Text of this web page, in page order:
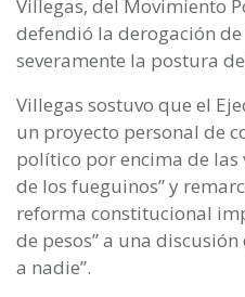
Villegas, del Movimiento
defendió la derogación
severamente la postura
Villegas sostuvo que el
un proyecto personal de
político por encima de las
de los fueguinos” y
reforma constitucional
de pesos” a una
a nadie”.